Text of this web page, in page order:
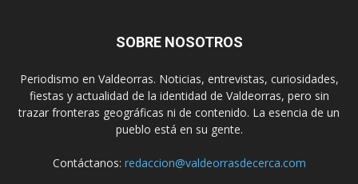
SOBRE NOSOTROS
Periodismo en Valdeorras. Noticias, entrevistas, curiosidades,
fiestas y actualidad de la identidad de Valdeorras, pero sin
trazar fronteras geográficas ni de contenido. La esencia de un
pueblo está en su gente.
Contáctanos: redaccion@valdeorrasdecerca.com